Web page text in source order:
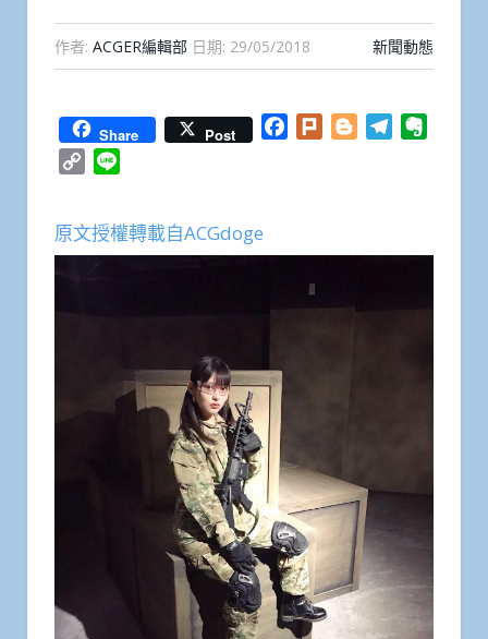
作者: ACGER編輯部 日期: 29/05/2018 新聞動態
Share Post Facebook
Plurk BloggerTelegram
Copy
原文授權轉載自ACGdoge